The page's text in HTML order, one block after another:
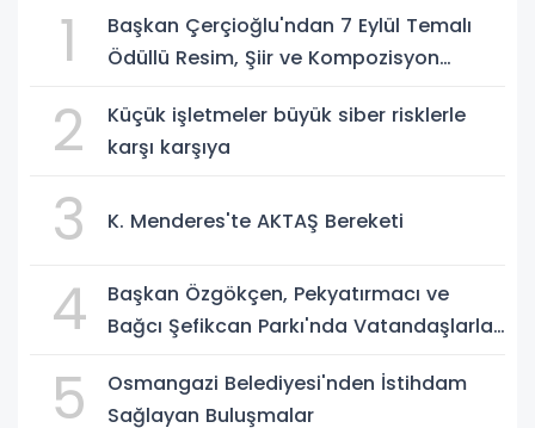
1
Başkan Çerçioğlu'ndan 7 Eylül Temalı
Ödüllü Resim, Şiir ve Kompozisyon
2
Küçük işletmeler büyük siber risklerle
karşı karşıya
3 K. Menderes'te AKTAŞ Bereketi
4
Başkan Özgökçen, Pekyatırmacı ve
Bağcı Şefikcan Parkı'nda Vatandaşlarla
5
Osmangazi Belediyesi'nden İstihdam
Sağlayan Buluşmalar